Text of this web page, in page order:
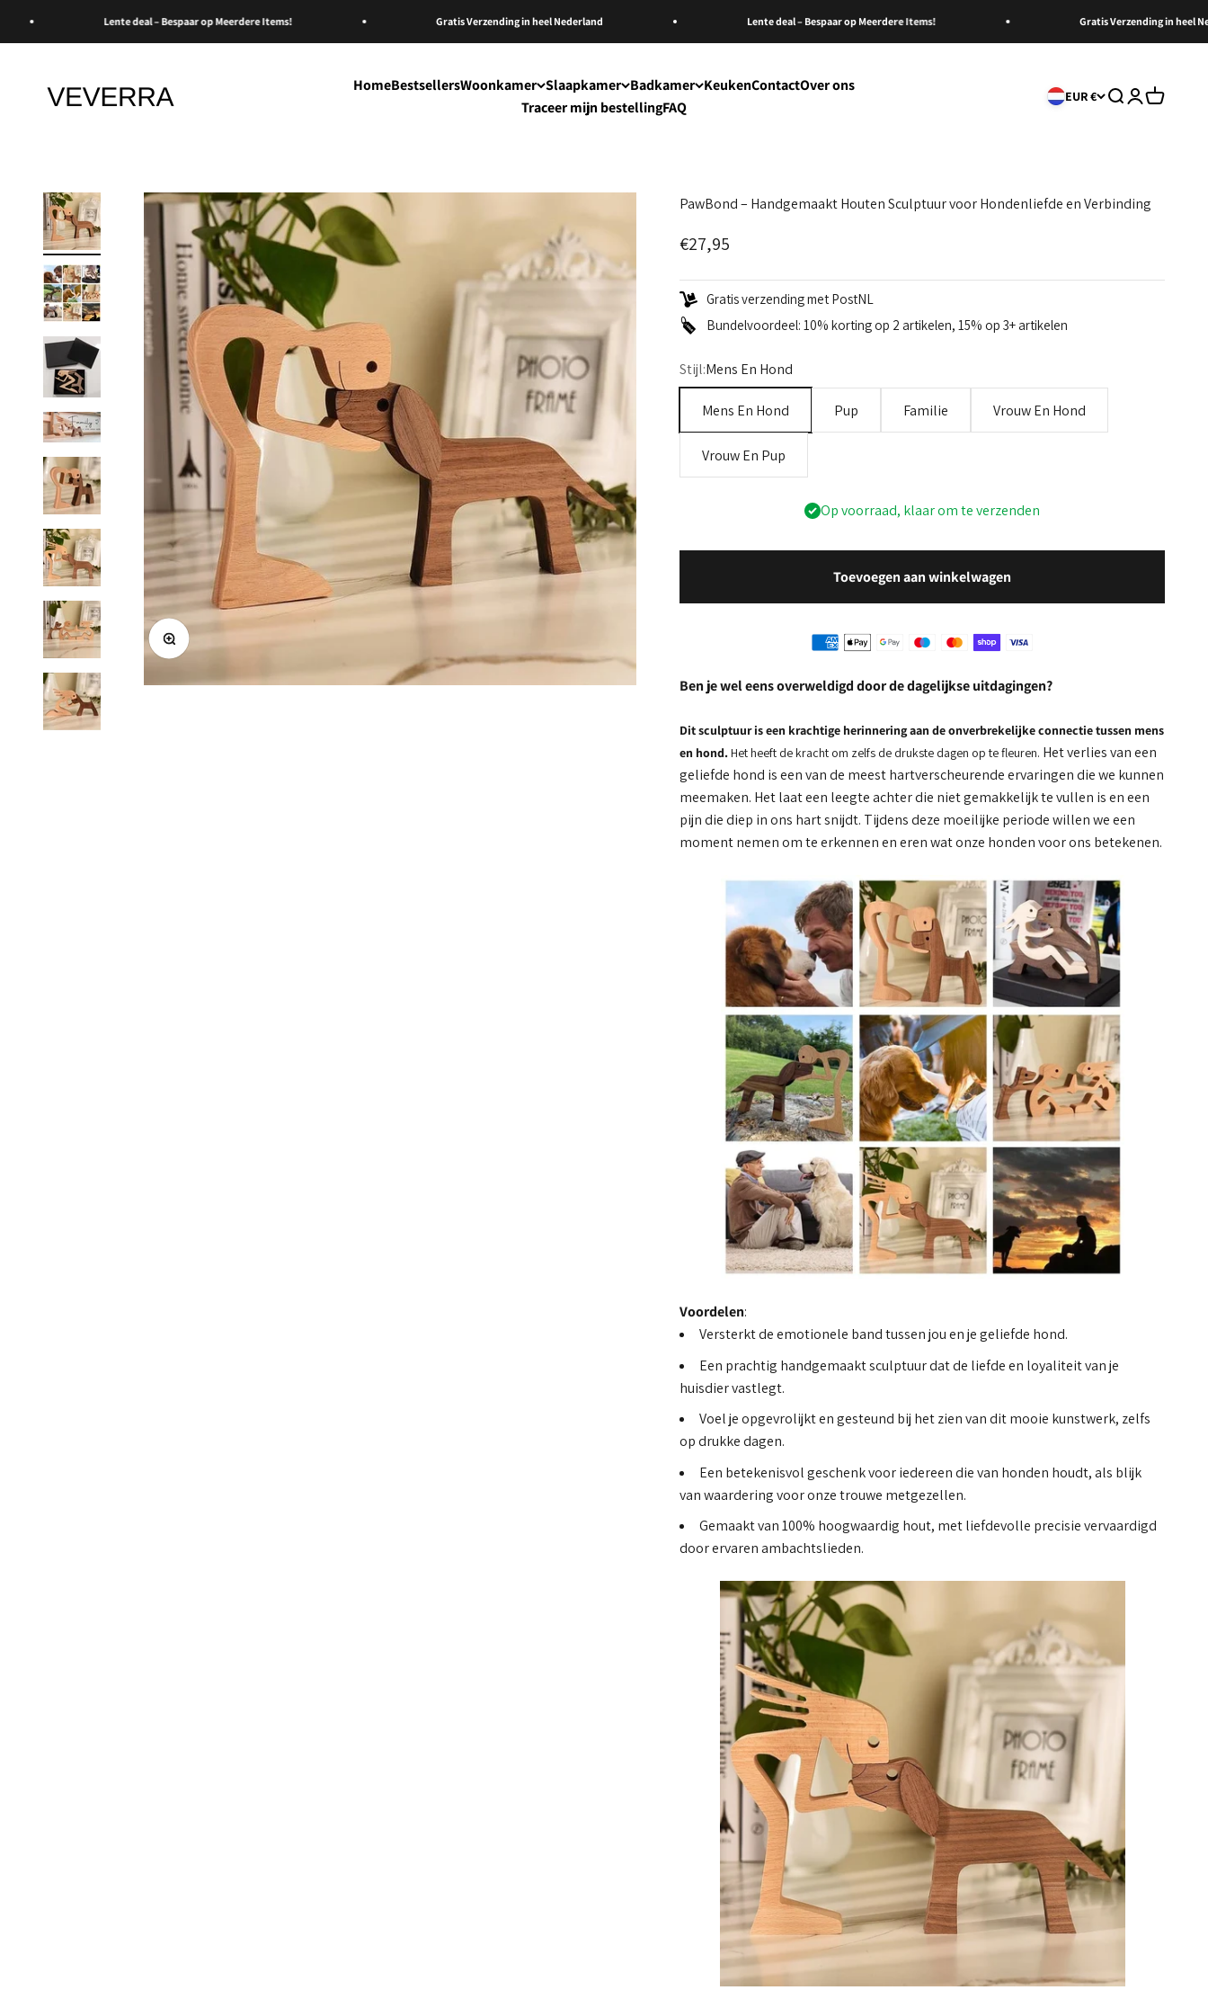
Lente deal – Bespaar op Meerdere Items! Gratis Verzending in heel Nederland Lente deal – Bespaar op Meerdere Items! Gratis Verzending in heel
HomeBestsellersWoonkamer Slaapkamer Badkamer KeukenContactOver ons
Traceer mijn bestellingFAQ
Veverra EUR € Zoeken openen
In-/uitzoomen
PawBond – Handgemaakt Houten Sculptuur voor Hondenliefde en Verbinding
Aanbiedingsprijs
€27,95
Gratis verzending met PostNL
Bundelvoordeel: 10% korting op 2 artikelen, 15% op 3+ artikelen
Stijl:Mens En Hond
Mens En Hond Pup Familie Vrouw En Hond
Vrouw En Pup
Op voorraad, klaar om te verzenden
Toevoegen aan winkelwagen
Ben je wel eens overweldigd door de dagelijkse uitdagingen?
Dit sculptuur is een krachtige herinnering aan de onverbrekelijke connectie tussen mens
en hond.Het heeft de kracht om zelfs de drukste dagen op te fleuren. Het verlies van een
geliefde hond is een van de meest hartverscheurende ervaringen die we kunnen
meemaken. Het laat een leegte achter die niet gemakkelijk te vullen is en een
pijn die diep in ons hart snijdt. Tijdens deze moeilijke periode willen we een
moment nemen om te erkennen en eren wat onze honden voor ons betekenen.
Voordelen:
Versterkt de emotionele band tussen jou en je geliefde hond.
Een prachtig handgemaakt sculptuur dat de liefde en loyaliteit van je
huisdier vastlegt.
Voel je opgevrolijkt en gesteund bij het zien van dit mooie kunstwerk, zelfs
op drukke dagen.
Een betekenisvol geschenk voor iedereen die van honden houdt, als blijk
van waardering voor onze trouwe metgezellen.
Gemaakt van 100% hoogwaardig hout, met liefdevolle precisie vervaardigd
door ervaren ambachtslieden.